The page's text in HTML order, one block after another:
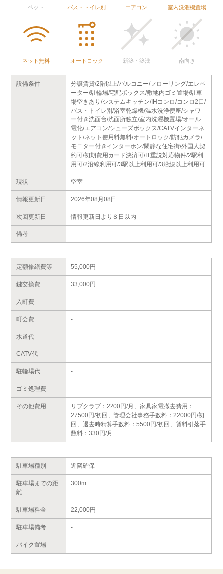
ペット バス・トイレ別 エアコン 室内洗濯機置場
ネット無料 オートロック 新築・築浅 南向き
設備条件
分譲賃貸/2階以上/バルコニー/フローリング/エレベ
ーター/駐輪場/宅配ボックス/敷地内ゴミ置場/駐車
場空きあり/システムキッチン/IHコンロ/コンロ2口/
バス・トイレ別/浴室乾燥機/温水洗浄便座/シャワ
ー付き洗面台/洗面所独立/室内洗濯機置場/オール
電化/エアコン/シューズボックス/CATVインターネ
ット/ネット使用料無料/オートロック/防犯カメラ/
モニター付きインターホン/閑静な住宅街/外国人契
約可/初期費用カード決済可/IT重説対応物件/2駅利
用可/2沿線利用可/3駅以上利用可/3沿線以上利用可
現状 空室
情報更新日 2026年08月08日
次回更新日 情報更新日より８日以内
備考 -
定額修繕費等 55,000円
鍵交換費 33,000円
入町費 -
町会費 -
水道代 -
CATV代 -
駐輪場代 -
ゴミ処理費 -
その他費用
リブクラブ：2200円/月、家具家電撤去費用：
27500円/初回、管理会社事務手数料：22000円/初
回、退去時精算手数料：5500円/初回、賃料引落手
数料：330円/月
駐車場種別 近隣確保
駐車場までの距
離
300m
駐車場料金 22,000円
駐車場備考 -
バイク置場 -